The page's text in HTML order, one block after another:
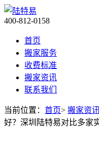
400-812-0158
首页
搬家服务
收费标准
搬家资讯
联系我们
当前位置： 首页> 搬家资
好？深圳陆特易对比多家